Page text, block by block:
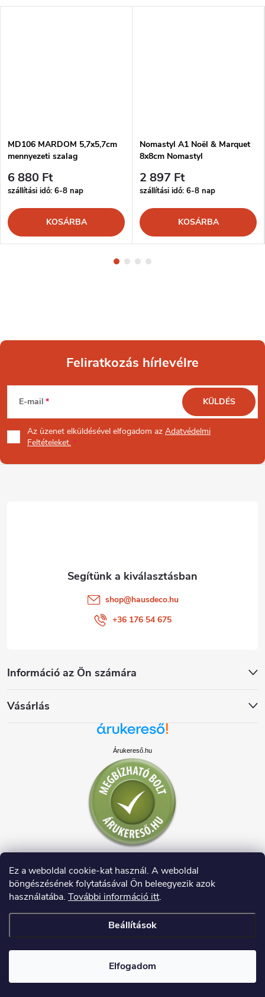
Ez a weboldal cookie-kat használ. A weboldal
böngészésének folytatásával Ön beleegyezik azok
használatába. További információ itt.
Beállítások
Elfogadom
MD106 MARDOM 5,7x5,7cm
mennyezeti szalag
6 880 Ft
szállítási idő: 6-8 nap
KOSÁRBA
Nomastyl A1 Noël & Marquet
8x8cm Nomastyl
2 897 Ft
szállítási idő: 6-8 nap
KOSÁRBA
L
á
b
Feliratkozás hírlevélre
E-mail
Az üzenet elküldésével elfogadom az Adatvédelmi
Feltételeket.
KÜLDÉS
Információ az Ön számára
Vásárlás
shop@hausdeco.hu
+36 176 54 675
Árukereső.hu
Shoptet készítette
Copyright 2026HAUSDECO.HU. Minden jog fenntartva.